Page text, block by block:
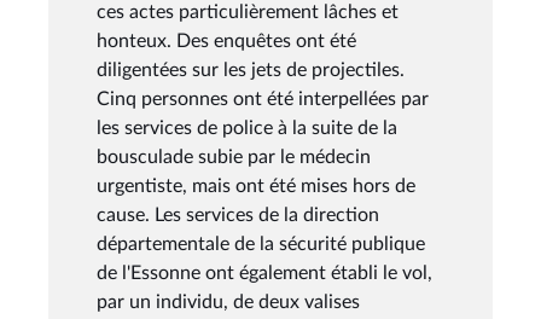
ces actes particulièrement lâches et
honteux. Des enquêtes ont été
diligentées sur les jets de projectiles.
Cinq personnes ont été interpellées par
les services de police à la suite de la
bousculade subie par le médecin
urgentiste, mais ont été mises hors de
cause. Les services de la direction
départementale de la sécurité publique
de l'Essonne ont également établi le vol,
par un individu, de deux valises